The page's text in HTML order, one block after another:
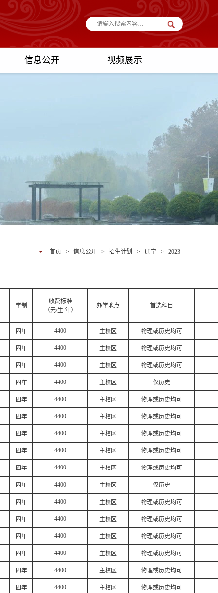
信息公开 视频展示
首页 > 信息公开 > 招生计划 > 辽宁 > 2023
学制
收费标准
（元/生.年）
办学地点 首选科目
四年 4400 主校区 物理或历史均可
四年 4400 主校区 物理或历史均可
四年 4400 主校区 物理或历史均可
四年 4400 主校区 仅历史
四年 4400 主校区 物理或历史均可
四年 4400 主校区 物理或历史均可
四年 4400 主校区 物理或历史均可
四年 4400 主校区 物理或历史均可
四年 4400 主校区 物理或历史均可
四年 4400 主校区 仅历史
四年 4400 主校区 物理或历史均可
四年 4400 主校区 物理或历史均可
四年 4400 主校区 物理或历史均可
四年 4400 主校区 物理或历史均可
四年 4400 主校区 物理或历史均可
四年 4400 主校区 物理或历史均可